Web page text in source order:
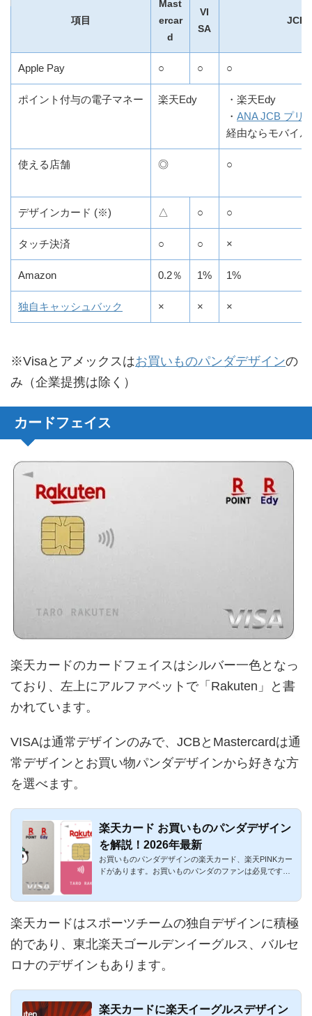
項目
Mast
ercar
d
VI
SA
JCB
Apple Pay ○ ○ ○
ポイント付与の電子マネー 楽天Edy
・楽天Edy
・ ANA JCB プリ
経由ならモバイル
使える店舗 ◎ ○
デザインカード (※) △ ○ ○
タッチ決済 ○ ○ ×
Amazon 0.2％ 1% 1%
独自キャッシュバック × × ×
※Visaとアメックスはお買いものパンダデザインの
み（企業提携は除く）
カードフェイス
楽天カードのカードフェイスはシルバー一色となっ
ており、左上にアルファベットで「Rakuten」と書
かれています。
VISAは通常デザインのみで、JCBとMastercardは通
常デザインとお買い物パンダデザインから好きな方
を選べます。
楽天カード お買いものパンダデザイン
を解説！2026年最新
お買いものパンダデザインの楽天カード、楽天PINKカー
ドがあります。お買いものパンダのファンは必見です。2
楽天カードはスポーツチームの独自デザインに積極
的であり、東北楽天ゴールデンイーグルス、バルセ
ロナのデザインもあります。
楽天カードに楽天イーグルスデザイン